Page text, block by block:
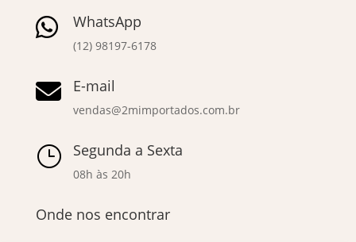
 WhatsApp
(12) 98197-6178
 E-mail
vendas@2mimportados.com.br
} Segunda a Sexta
08h às 20h
Onde nos encontrar